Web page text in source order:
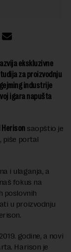
ekskluzivne
za proizvodnju
industrije
igara napušta
Herison saopštio je
piše portal
i ulaganja, a
fokus na
poslovnih
u proizvodnju
godine, a novi
Harison je